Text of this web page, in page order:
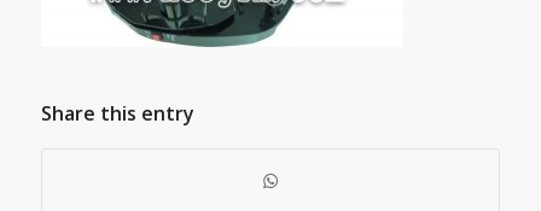
Share this entry